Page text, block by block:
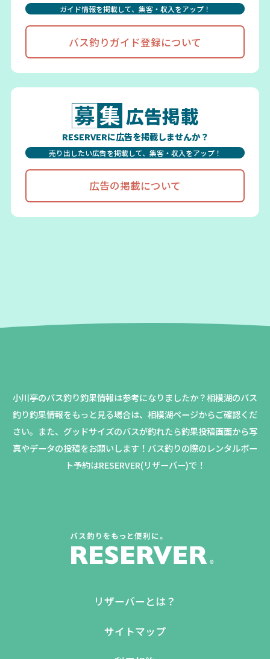
ガイド情報を掲載して、集客・収入をアップ！
バス釣りガイド登録について
広告掲載
RESERVERに広告を掲載しませんか？
売り出したい広告を掲載して、集客・収入をアップ！
広告の掲載について
小川亭のバス釣り釣果情報は参考になりましたか？相模湖のバス
釣り釣果情報をもっと見る場合は、相模湖ページからご確認くだ
さい。 また、グッドサイズのバスが釣れたら釣果投稿画面から写
真やデータの投稿をお願いします！バス釣りの際のレンタルボー
ト予約はRESERVER(リザーバー)で！
リザーバーとは？
サイトマップ